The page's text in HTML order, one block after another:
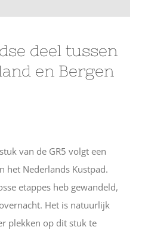
deel tussen
en Bergen
van de GR5 volgt een
het Nederlands Kustpad.
etappes heb gewandeld,
Het is natuurlijk
plekken op dit stuk te